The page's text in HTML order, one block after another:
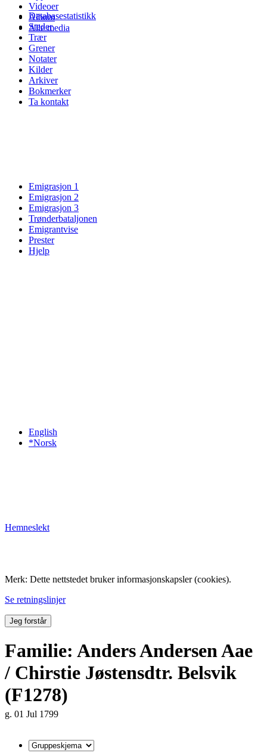
Videoer
Album
Alle media
Databasestatistikk
Steder
Trær
Grener
Notater
Kilder
Arkiver
Bokmerker
Ta kontakt
Emigrasjon 1
Emigrasjon 2
Emigrasjon 3
Trønderbataljonen
Emigrantvise
Prester
Hjelp
English
*Norsk
Hemneslekt
Merk: Dette nettstedet bruker informasjonskapsler (cookies).
Se retningslinjer
Jeg forstår
Familie: Anders Andersen Aae
/ Chirstie Jøstensdtr. Belsvik
(F1278)
g. 01 Jul 1799